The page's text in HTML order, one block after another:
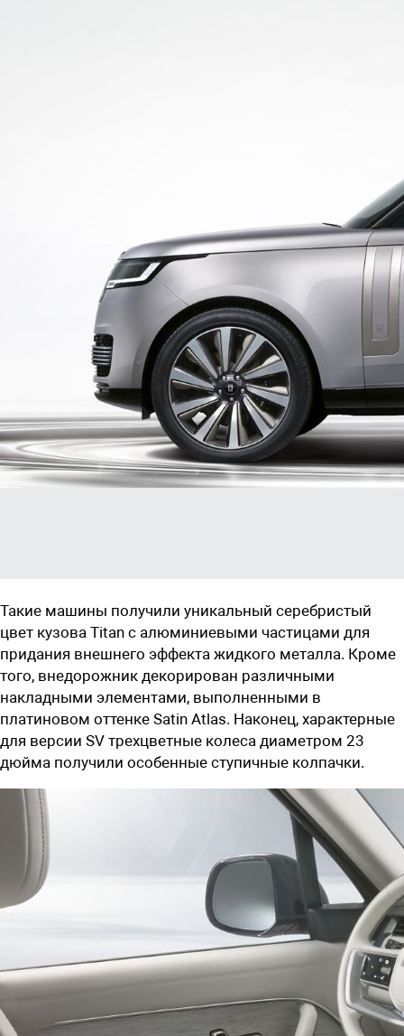
Такие машины получили уникальный серебристый
цвет кузова Titan с алюминиевыми частицами для
придания внешнего эффекта жидкого металла. Кроме
того, внедорожник декорирован различными
накладными элементами, выполненными в
платиновом оттенке Satin Atlas. Наконец, характерные
для версии SV трехцветные колеса диаметром 23
дюйма получили особенные ступичные колпачки.